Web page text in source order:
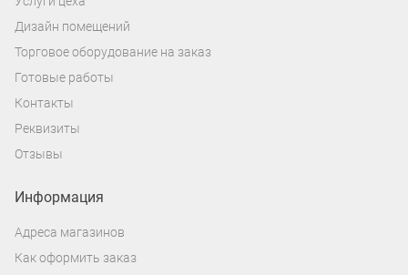
Дизайн помещений
Торговое оборудование на заказ
Готовые работы
Контакты
Реквизиты
Отзывы
Информация
Адреса магазинов
Как оформить заказ